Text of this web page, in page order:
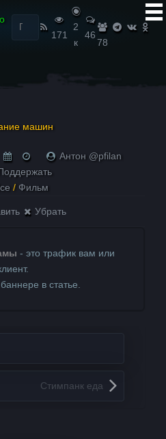
Найти:
171
2
к
46
78
машин
Антон @pfilan
/ Фильм
Убрать
- это трафик вам или
в статье.
Стимпанк еда